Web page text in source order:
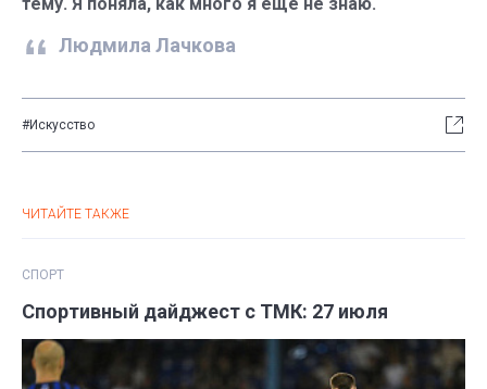
тему. Я поняла, как много я еще не знаю.
Людмила Лачкова
#Искусство
ЧИТАЙТЕ ТАКЖЕ
СПОРТ
Спортивный дайджест с ТМК: 27 июля